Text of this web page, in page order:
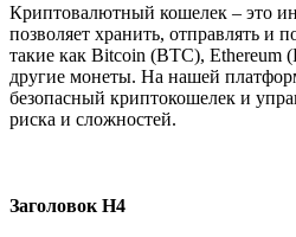
Криптовалютный кошелек – это
позволяет хранить, отправлять и
такие как Bitcoin (BTC), Ethereum
другие монеты. На нашей
безопасный криптокошелек и
риска и сложностей.
Заголовок Н4